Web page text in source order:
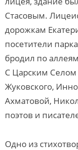
Стасовым.
дорожкам
посетители
бродил по
С Царским Селом
Жуковского,
Ахматовой,
поэтов и
Одно из